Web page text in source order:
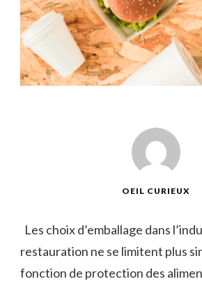
OEIL CURIEUX
Les choix d’emballage dans
restauration ne se limitent plus
fonction de protection des